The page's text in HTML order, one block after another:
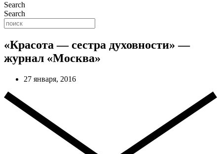
Search
Search
«Красота — сестра духовности» —
журнал «Москва»
27 января, 2016